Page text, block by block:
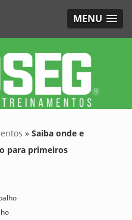
MENU
» Saiba onde e
para primeiros